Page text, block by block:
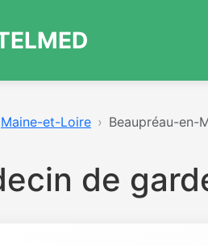
Maine-et-Loire Beaupréau-en-
de